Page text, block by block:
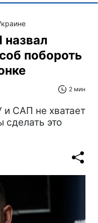
побороть
2 мин
САП не хватает
сделать это